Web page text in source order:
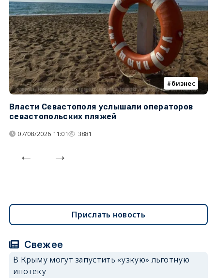
бизнес
Власти Севастополя услышали операторов
севастопольских пляжей
07/08/2026 11:01 3881
Прислать новость
Свежее
В Крыму могут запустить «узкую» льготную
ипотеку